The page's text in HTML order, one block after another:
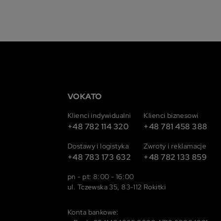
VOKATO
Klienci indywidualni
+48 782 114 320
Klienci biznesowi
+48 781 458 388
Dostawy i logistyka
+48 783 173 632
Zwroty i reklamacje
+48 782 133 859
pn - pt: 8:00 - 16:00
ul. Tczewska 35, 83-112 Rokitki
Konta bankowe: